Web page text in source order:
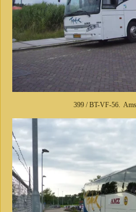
399 / BT-VF-56.